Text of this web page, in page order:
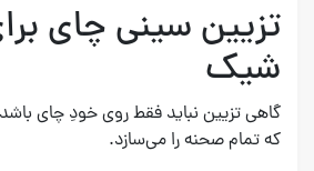
تزیین سینی چای
شیک
گاهی تزیین نباید فقط روی خودِ چای
که تمام صحنه را می‌سازد.